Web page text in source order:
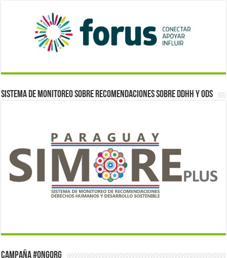
Sistema de monitoreo sobre recomendaciones sobre DDHH y ODS
Campaña #ONGorg